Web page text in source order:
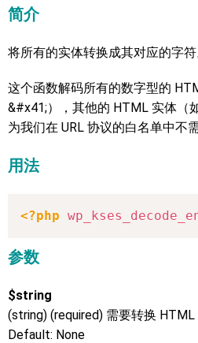
简介
将所有的实体转换成其对应的字符
这个函数解码所有的数字型的
&#x41;），其他的 HTML 实体（
为我们在 URL 协议的白名单中不
用法
<?php
参数
$string
(string) (required) 需要转换
Default: None